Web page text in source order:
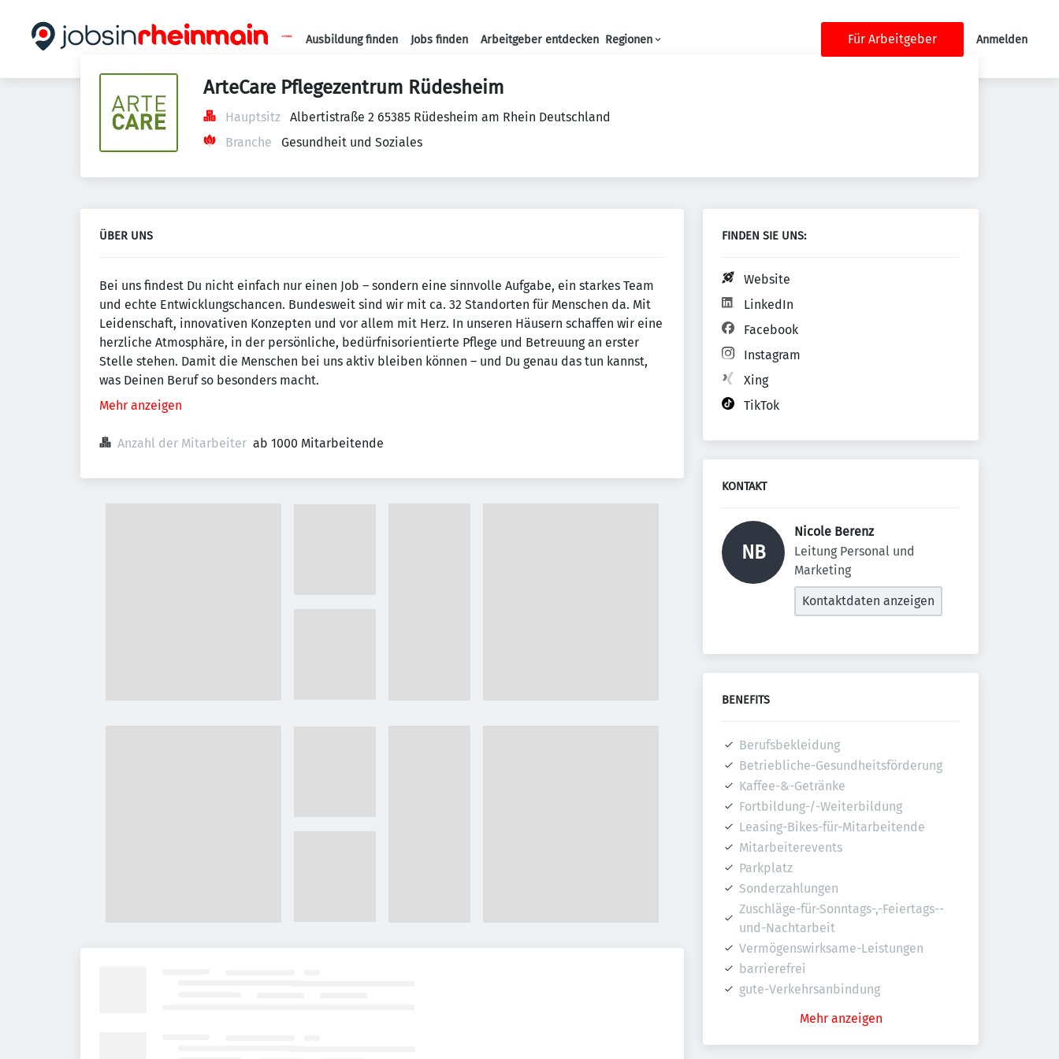
Haupt-Navigation
Ausbildung finden Jobs finden Arbeitgeber entdecken Regionen Für Arbeitgeber Anmelden
ArteCare Pflegezentrum Rüdesheim
Hauptsitz
Albertistraße 2 65385 Rüdesheim am Rhein Deutschland
Branche
Gesundheit und Soziales
ÜBER UNS
Bei uns findest Du nicht einfach nur einen Job – sondern eine sinnvolle Aufgabe, ein starkes Team
und echte Entwicklungschancen. Bundesweit sind wir mit ca. 32 Standorten für Menschen da. Mit
Leidenschaft, innovativen Konzepten und vor allem mit Herz. In unseren Häusern schaffen wir eine
herzliche Atmosphäre, in der persönliche, bedürfnisorientierte Pflege und Betreuung an erster
Stelle stehen. Damit die Menschen bei uns aktiv bleiben können – und Du genau das tun kannst,
was Deinen Beruf so besonders macht.
Mehr anzeigen
Anzahl der Mitarbeiter ab 1000 Mitarbeitende
FINDEN SIE UNS:
Website
LinkedIn
Facebook
Instagram
Xing
TikTok
KONTAKT
NB
Nicole Berenz
Leitung Personal und
Marketing
Kontaktdaten anzeigen
BENEFITS
Berufsbekleidung
Betriebliche-Gesundheitsförderung
Kaffee-&-Getränke
Fortbildung-/-Weiterbildung
Leasing-Bikes-für-Mitarbeitende
Mitarbeiterevents
Parkplatz
Sonderzahlungen
Zuschläge-für-Sonntags-,-Feiertags--
und-Nachtarbeit
Vermögenswirksame-Leistungen
barrierefrei
gute-Verkehrsanbindung
Mehr anzeigen